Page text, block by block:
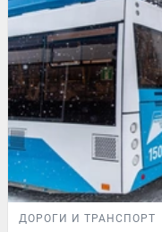
ДОРОГИ И ТРАНСПОРТ